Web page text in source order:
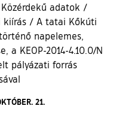
Közérdekű adatok /
kiírás / A tatai Kőkúti
napelemes,
a KEOP-2014-4.10.0/N
pályázati forrás
21.